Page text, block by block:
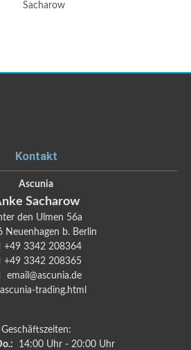
Sacharow
Kontakt
Ascunia
Sacharow
den Ulmen 56a
Neuenhagen b. Berlin
+49 3342 208364
+49 3342 208365
email@ascunia.de
ascunia-trading.html
Geschäftszeiten:
14:00 Uhr - 20:00 Uhr